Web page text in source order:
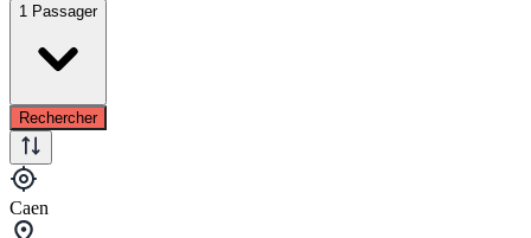
1 Passager
Rechercher
Caen